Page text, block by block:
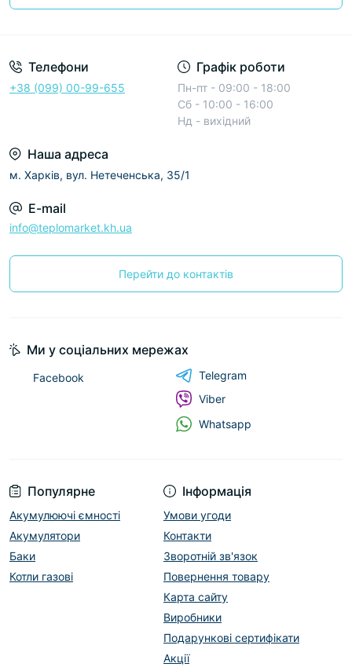
Телефони
+38 (099) 00-99-655
Графік роботи
Пн-пт - 09:00 - 18:00
Сб - 10:00 - 16:00
Нд - вихідний
Наша адреса
м. Харків, вул. Нетеченська, 35/1
E-mail
info@teplomarket.kh.ua
Перейти до контактів
Популярне
Акумулюючі ємності
Акумулятори
Баки
Котли газові
Інформація
Умови угоди
Контакти
Зворотній зв'язок
Повернення товару
Карта сайту
Виробники
Подарункові сертифікати
Акції
Ми у соціальних мережах
Facebook
Telegram
Viber
Whatsapp